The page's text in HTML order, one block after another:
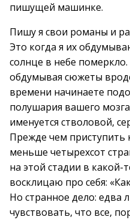
пишущей машинке.
Пишу я свои романы и
Это когда я их
солнце в небе
обдумывая сюжеты
времени начинаете
полушария вашего
именуется стволовой,
Прежде чем приступить
меньше четырехсот
на этой стадии в какой-
восклицаю про себя:
Но странное дело: едва
чувствовать, что все,